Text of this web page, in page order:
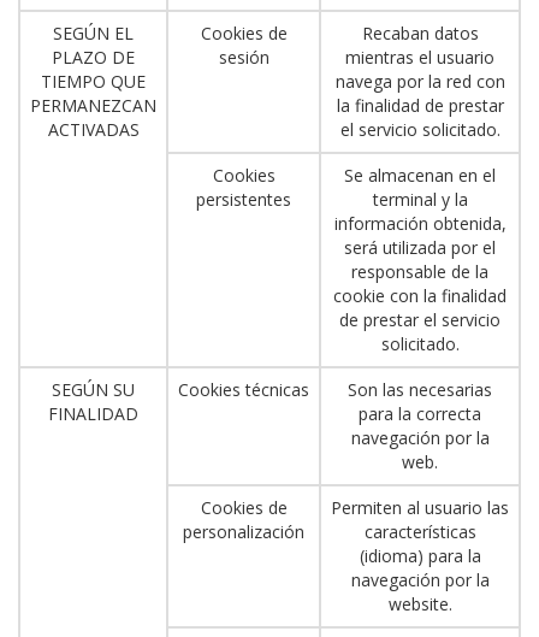
SEGÚN EL
PLAZO DE
TIEMPO QUE
PERMANEZCAN
ACTIVADAS
Cookies de
sesión
Recaban datos
mientras el usuario
navega por la red con
la finalidad de prestar
el servicio solicitado.
Cookies
persistentes
Se almacenan en el
terminal y la
información obtenida,
será utilizada por el
responsable de la
cookie con la finalidad
de prestar el servicio
solicitado.
SEGÚN SU
FINALIDAD
Cookies técnicas
Son las necesarias
para la correcta
navegación por la
web.
Cookies de
personalización
Permiten al usuario las
características
(idioma) para la
navegación por la
website.